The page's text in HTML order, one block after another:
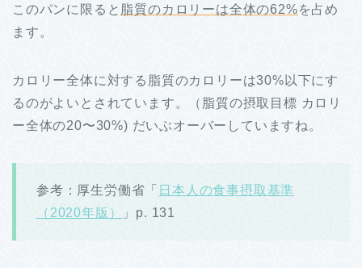
このパンに限ると 脂質のカロリーは全体の62%を占め
ます。
カロリー全体に対する脂質のカロリーは30%以下にす
るのがよいとされています。（脂質の摂取目標 カロリ
ー全体の20〜30%) だいぶオーバーしていますね。
参考：厚生労働省「 日本人の食事摂取基準
（2020年版）
」p. 131